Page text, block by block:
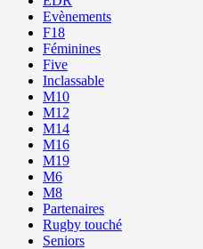
Evènements
F18
Féminines
Five
Inclassable
M10
M12
M14
M16
M19
M6
M8
Partenaires
Rugby touché
Seniors